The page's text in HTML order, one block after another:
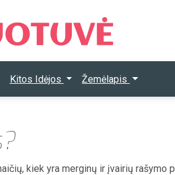
Kitos Idėjos Žemėlapis
kiek yra merginų ir įvairių rašymo